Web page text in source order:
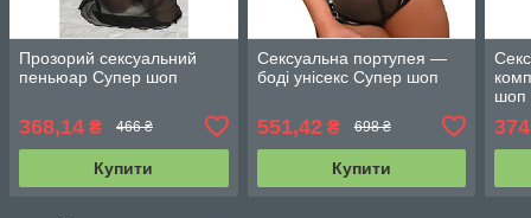
Прозорий сексуальний
пеньюар Супер шоп
368,14 ₴ 466 ₴
Купити
Сексуальна портупея —
боді унісекс Супер шоп
551,42₴ 698 ₴
Купити
шоп